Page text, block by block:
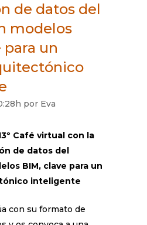
de datos del
modelos
para un
por Eva
Café virtual con la
de datos del
BIM, clave para un
inteligente
con su formato de